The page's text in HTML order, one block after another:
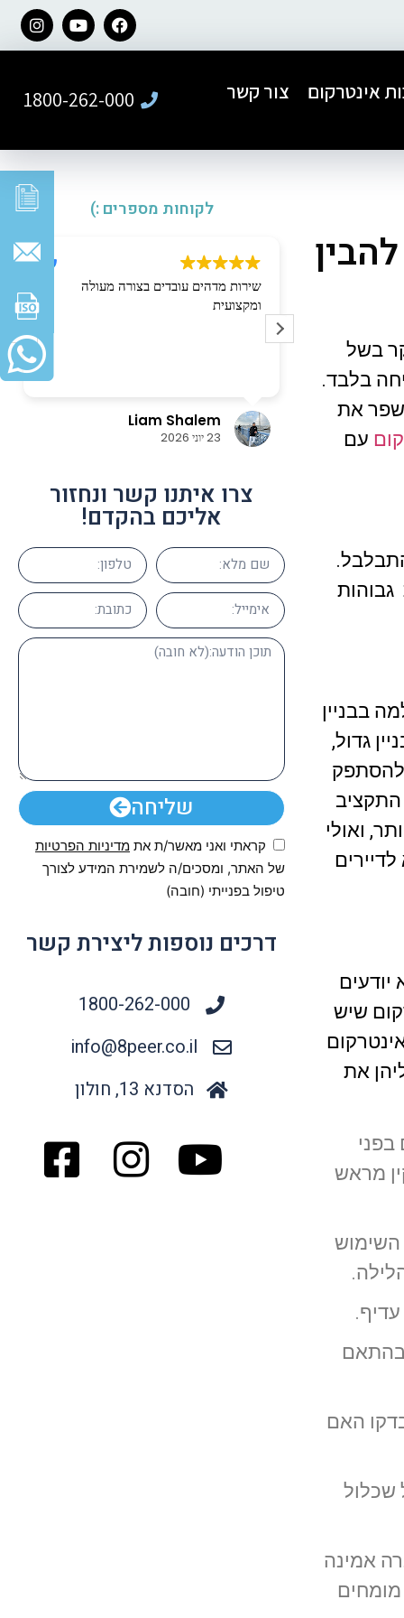
אינטרקום צור קשר 1800-262-000
בשל
בלבד.
את
עם
גבוהות
בבניין
גדול,
להסתפק
התקציב
ואולי
שיש
את
מראש
השימוש
בהתאם
האם
שכלול
אמינה
לקוחות מספרים :)
שירות מדהים עובדים בצורה מעולה
ומקצועית
Liam Shalem
23 יוני 2026
ואדיב לאורך
בצורה מדויקת,
וממליצים על
צרו איתנו קשר ונחזור
אליכם בהקדם!
שליחה
קראתי ואני מאשר/ת את מדיניות הפרטיות
של האתר, ומסכים/ה לשמירת המידע לצורך
טיפול בפנייתי (חובה)
דרכים נוספות ליצירת קשר
1800-262-000
info@8peer.co.il
הסדנא 13, חולון